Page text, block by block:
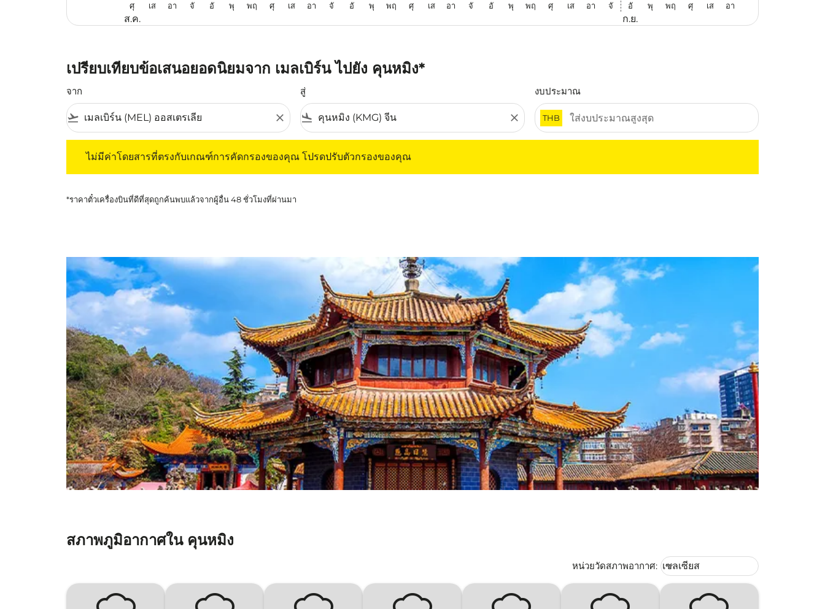
ศุ
ส.ค.
เส อา จั อั พุ พฤ ศุ เส อา จั อั พุ พฤ ศุ เส อา จั อั พุ พฤ ศุ เส อา จั อั
ก.ย.
พุ พฤ ศุ เส อา
เปรียบเทียบข้อเสนอยอดนิยมจาก เมลเบิร์น ไปยัง คุนหมิง*
จาก
flight_takeoff close
สู่
flight_land close
งบประมาณ
THB
ไม่มีค่าโดยสารที่ตรงกับเกณฑ์การคัดกรองของคุณ โปรดปรับตัวกรองของคุณ
*ราคาตั๋วเครื่องบินที่ดีที่สุดถูกค้นพบแล้วจากผู้อื่น 48 ชั่วโมงที่ผ่านมา
สภาพภูมิอากาศใน คุนหมิง
หน่วยวัดสภาพอากาศ: Weather unit option เซลเซียส
เซลเซียส
keyboard_arrow_down